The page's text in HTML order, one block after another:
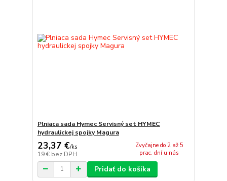
Plniaca sada Hymec Servisný set HYMEC
hydraulickej spojky Magura
23,37 €/ks
19 € bez DPH
Zvyčajne do 2 až 5
prac. dní u nás
Pridať do košíka